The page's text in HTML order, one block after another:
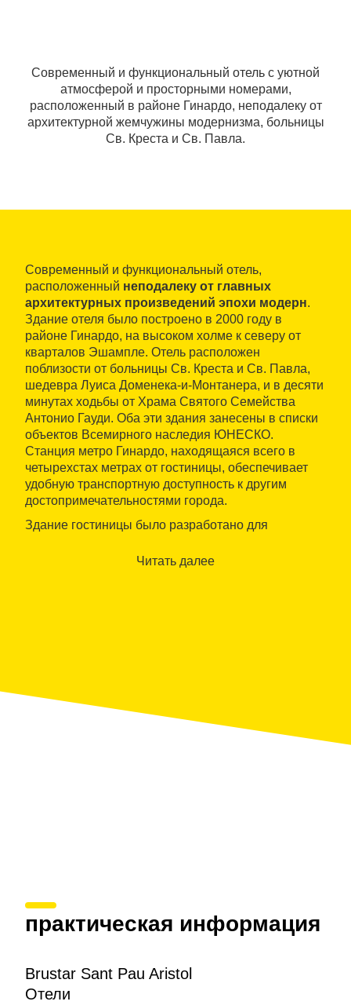
Современный и функциональный отель с уютной
атмосферой и просторными номерами,
расположенный в районе Гинардо, неподалеку от
архитектурной жемчужины модернизма, больницы
Св. Креста и Св. Павла.
Современный и функциональный отель,
расположенный неподалеку от главных
архитектурных произведений эпохи модерн.
Здание отеля было построено в 2000 году в
районе Гинардо, на высоком холме к северу от
кварталов Эшампле. Отель расположен
поблизости от больницы Св. Креста и Св. Павла,
шедевра Луиса Доменека-и-Монтанера, и в десяти
минутах ходьбы от Храма Святого Семейства
Антонио Гауди. Оба эти здания занесены в списки
объектов Всемирного наследия ЮНЕСКО.
Станция метро Гинардо, находящаяся всего в
четырехстах метрах от гостиницы, обеспечивает
удобную транспортную доступность к другим
достопримечательностями города.
Здание гостиницы было разработано для
как в деловых, так и в туристических
Читать далее
практическая информация
Brustar Sant Pau Aristol
Отели